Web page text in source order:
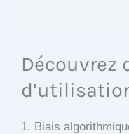
Découvrez
1. Biais